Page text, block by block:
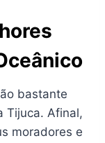
bastante
Tijuca. Afinal,
moradores e